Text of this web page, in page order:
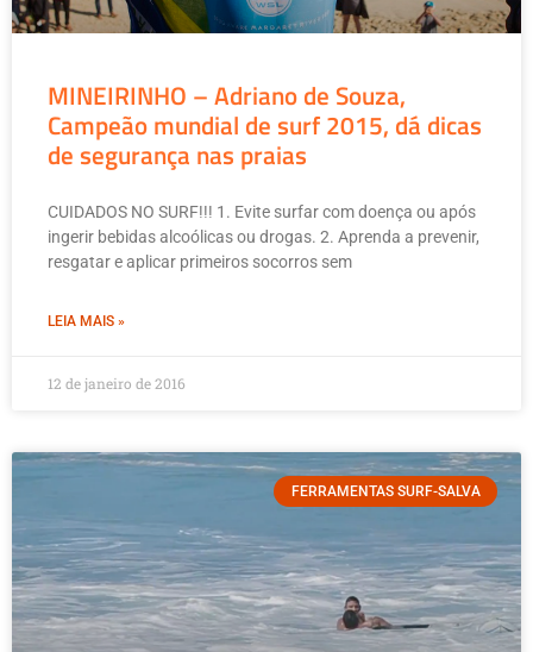
MINEIRINHO – Adriano de Souza,
Campeão mundial de surf 2015, dá dicas
de segurança nas praias
CUIDADOS NO SURF!!! 1. Evite surfar com doença ou após
ingerir bebidas alcoólicas ou drogas. 2. Aprenda a prevenir,
resgatar e aplicar primeiros socorros sem
LEIA MAIS »
12 de janeiro de 2016
FERRAMENTAS SURF-SALVA